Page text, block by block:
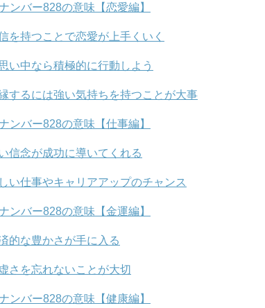
ンバー828の意味【恋愛編】
を持つことで恋愛が上手くいく
い中なら積極的に行動しよう
するには強い気持ちを持つことが大事
ンバー828の意味【仕事編】
信念が成功に導いてくれる
い仕事やキャリアアップのチャンス
ンバー828の意味【金運編】
的な豊かさが手に入る
さを忘れないことが大切
ンバー828の意味【健康編】